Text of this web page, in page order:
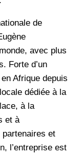
de
avec plus
Forte d’un
Afrique depuis
dédiée à la
à la
et à
partenaires et
l’entreprise est